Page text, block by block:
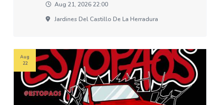
Aug 21, 2026 22:00
Jardines Del Castillo De La Herradura
Aug
22